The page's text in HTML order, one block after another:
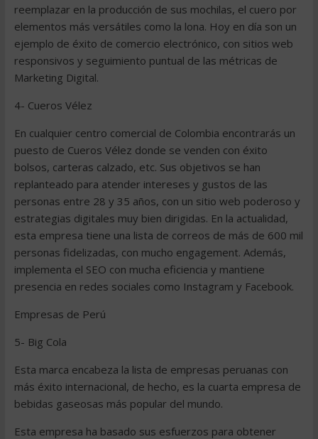
reemplazar en la producción de sus mochilas, el cuero por
elementos más versátiles como la lona. Hoy en día son un
ejemplo de éxito de comercio electrónico, con sitios web
responsivos y seguimiento puntual de las métricas de
Marketing Digital.
4- Cueros Vélez
En cualquier centro comercial de Colombia encontrarás un
puesto de Cueros Vélez donde se venden con éxito
bolsos, carteras calzado, etc. Sus objetivos se han
replanteado para atender intereses y gustos de las
personas entre 28 y 35 años, con un sitio web poderoso y
estrategias digitales muy bien dirigidas. En la actualidad,
esta empresa tiene una lista de correos de más de 600 mil
personas fidelizadas, con mucho engagement. Además,
implementa el SEO con mucha eficiencia y mantiene
presencia en redes sociales como Instagram y Facebook.
Empresas de Perú
5- Big Cola
Esta marca encabeza la lista de empresas peruanas con
más éxito internacional, de hecho, es la cuarta empresa de
bebidas gaseosas más popular del mundo.
Esta empresa ha basado sus esfuerzos para obtener